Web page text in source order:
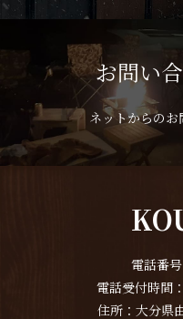
お問い
ネットからの
電話番
電話受付時間
住所：大分県